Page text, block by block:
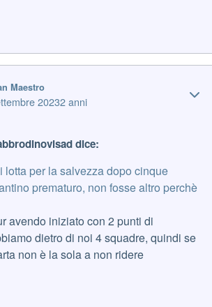
Maestro
20232 anni
dice:
lotta per la salvezza dopo cinque
prematuro, non fosse altro perchè
avendo iniziato con 2 punti di
dietro di noi 4 squadre, quindi se
non è la sola a non ridere